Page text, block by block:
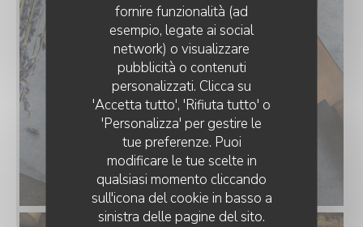
fornire funzionalità (ad
esempio, legate ai social
network) o visualizzare
pubblicità o contenuti
personalizzati. Clicca su
'Accetta tutto', 'Rifiuta tutto' o
'Personalizza' per gestire le
tue preferenze. Puoi
modificare le tue scelte in
qualsiasi momento cliccando
sull'icona del cookie in basso a
sinistra delle pagine del sito.
LA PAULÉE DE PERNAND